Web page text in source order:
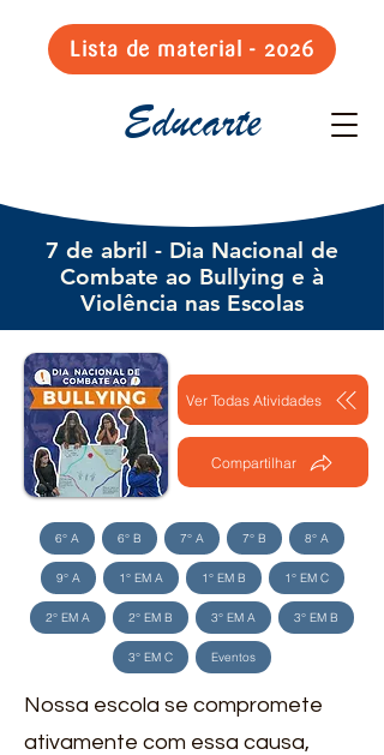
Lista de material - 2026
Educarte
7 de abril - Dia Nacional de
Combate ao Bullying e à
Violência nas Escolas
Ver Todas Atividades
Compartilhar
6° A 6° B 7° A 7° B 8° A
9° A 1° EM A 1° EM B 1° EM C
2° EM A 2° EM B 3° EM A 3° EM B
3° EM C Eventos
Nossa escola se compromete
ativamente com essa causa,